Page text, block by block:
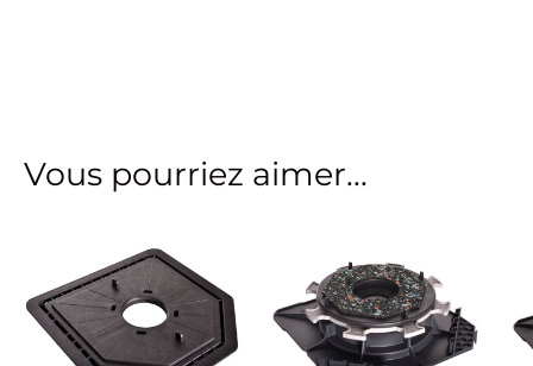
Vous pourriez aimer...